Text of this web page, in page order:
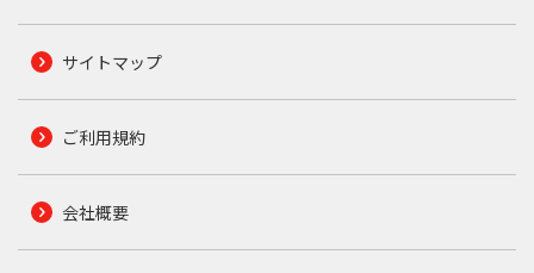
サイトマップ
ご利用規約
会社概要